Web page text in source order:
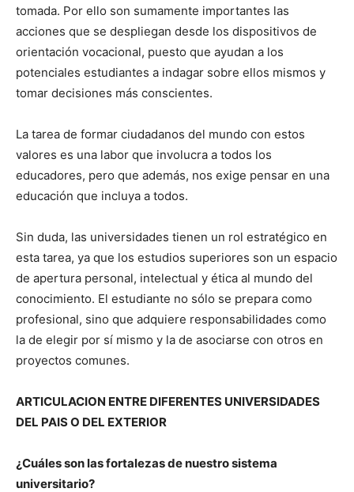
tomada. Por ello son sumamente importantes las
acciones que se despliegan desde los dispositivos de
orientación vocacional, puesto que ayudan a los
potenciales estudiantes a indagar sobre ellos mismos y
tomar decisiones más conscientes.
La tarea de formar ciudadanos del mundo con estos
valores es una labor que involucra a todos los
educadores, pero que además, nos exige pensar en una
educación que incluya a todos.
Sin duda, las universidades tienen un rol estratégico en
esta tarea, ya que los estudios superiores son un espacio
de apertura personal, intelectual y ética al mundo del
conocimiento. El estudiante no sólo se prepara como
profesional, sino que adquiere responsabilidades como
la de elegir por sí mismo y la de asociarse con otros en
proyectos comunes.
ARTICULACION ENTRE DIFERENTES UNIVERSIDADES
DEL PAIS O DEL EXTERIOR
¿Cuáles son las fortalezas de nuestro sistema
universitario?